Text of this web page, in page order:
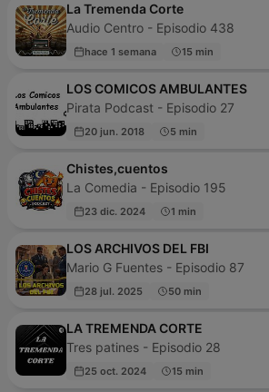
La Tremenda Corte
Audio Centro - Episodio 438
hace 1 semana 15 min
LOS COMICOS AMBULANTES
Pirata Podcast - Episodio 27
20 jun. 2018 5 min
Chistes,cuentos
La Comedia - Episodio 195
23 dic. 2024 1 min
LOS ARCHIVOS DEL FBI
Mario G Fuentes - Episodio 87
28 jul. 2025 50 min
LA TREMENDA CORTE
Tres patines - Episodio 28
25 oct. 2024 15 min